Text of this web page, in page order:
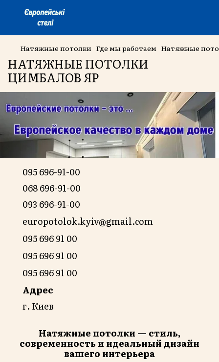
Натяжные потолки Где мы работаем Натяжные
НАТЯЖНЫЕ ПОТОЛКИ
ЦИМБАЛОВ ЯР
095 696-91-00
068 696-91-00
093 696-91-00
europotolok.kyiv@gmail.com
095 696 91 00
095 696 91 00
095 696 91 00
Адрес
г. Киев
Натяжные потолки — стиль,
современность и идеальный дизайн
вашего интерьера